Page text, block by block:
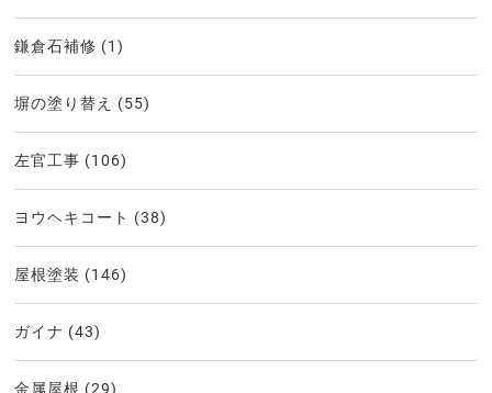
鎌倉石補修 (1)
塀の塗り替え (55)
左官工事 (106)
ヨウヘキコート (38)
屋根塗装 (146)
ガイナ (43)
金属屋根 (29)